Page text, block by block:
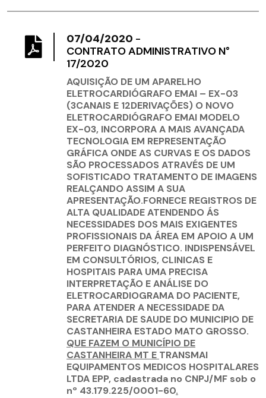
07/04/2020 -
CONTRATO ADMINISTRATIVO N°
17/2020
AQUISIÇÃO DE UM APARELHO
ELETROCARDIÓGRAFO EMAI – EX-03
(3CANAIS E 12DERIVAÇÕES) O NOVO
ELETROCARDIÓGRAFO EMAI MODELO
EX-03, INCORPORA A MAIS AVANÇADA
TECNOLOGIA EM REPRESENTAÇÃO
GRÁFICA ONDE AS CURVAS E OS DADOS
SÃO PROCESSADOS ATRAVÉS DE UM
SOFISTICADO TRATAMENTO DE IMAGENS
REALÇANDO ASSIM A SUA
APRESENTAÇÃO.FORNECE REGISTROS DE
ALTA QUALIDADE ATENDENDO ÁS
NECESSIDADES DOS MAIS EXIGENTES
PROFISSIONAIS DA ÁREA EM APOIO A UM
PERFEITO DIAGNÓSTICO. INDISPENSÁVEL
EM CONSULTÓRIOS, CLINICAS E
HOSPITAIS PARA UMA PRECISA
INTERPRETAÇÃO E ANÁLISE DO
ELETROCARDIOGRAMA DO PACIENTE,
PARA ATENDER A NECESSIDADE DA
SECRETARIA DE SAUDE DO MUNICIPIO DE
CASTANHEIRA ESTADO MATO GROSSO.
QUE FAZEM O MUNICÍPIO DE
CASTANHEIRA MT E TRANSMAI
EQUIPAMENTOS MEDICOS HOSPITALARES
LTDA EPP, cadastrada no CNPJ/MF sob o
nº 43.179.225/0001-60.